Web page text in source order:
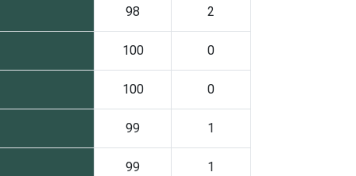
98 2
100 0
100 0
99 1
99 1